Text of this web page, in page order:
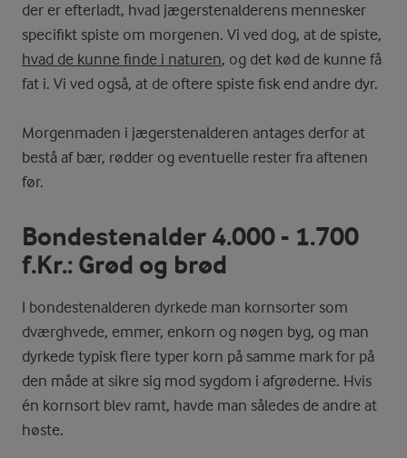
der er efterladt, hvad jægerstenalderens mennesker
specifikt spiste om morgenen. Vi ved dog, at de spiste,
hvad de kunne finde i naturen, og det kød de kunne få
fat i. Vi ved også, at de oftere spiste fisk end andre dyr.
Morgenmaden i jægerstenalderen antages derfor at
bestå af bær, rødder og eventuelle rester fra aftenen
før.
Bondestenalder 4.000 - 1.700
f.Kr.: Grød og brød
I bondestenalderen dyrkede man kornsorter som
dværghvede, emmer, enkorn og nøgen byg, og man
dyrkede typisk flere typer korn på samme mark for på
den måde at sikre sig mod sygdom i afgrøderne. Hvis
én kornsort blev ramt, havde man således de andre at
høste.